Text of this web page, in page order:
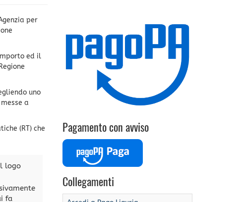
per
ed il
uno
a
(RT) che
logo
fa
Pagamento con avviso
Collegamenti